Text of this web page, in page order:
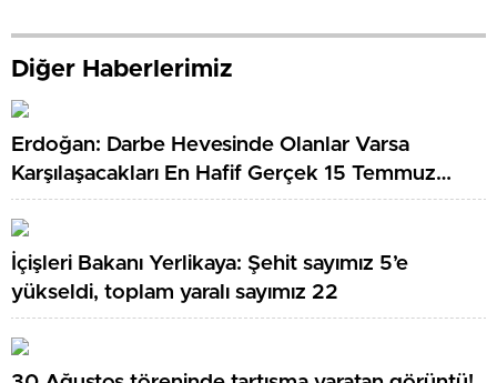
Diğer Haberlerimiz
Erdoğan: Darbe Hevesinde Olanlar Varsa
Karşılaşacakları En Hafif Gerçek 15 Temmuz
Olacaktır
İçişleri Bakanı Yerlikaya: Şehit sayımız 5’e
yükseldi, toplam yaralı sayımız 22